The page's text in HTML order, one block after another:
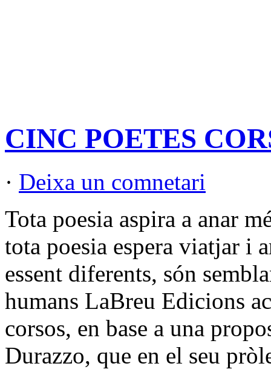
CINC POETES
· Deixa un comnetari
Tota poesia aspira a anar
tota poesia espera viatjar i
essent diferents, són
humans LaBreu Edicions
corsos, en base a una
Durazzo, que en el seu